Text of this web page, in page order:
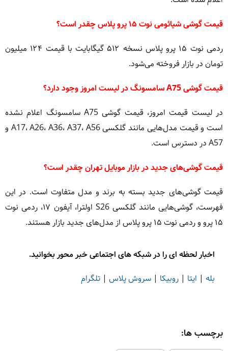
قیمت گوشی شیائومی نوت ۱۵ پرو پلاس چقدر است؟
ردمی نوت ۱۵ پرو پلاس نسخه ۵۱۲ گیگابایت با قیمت ۱۲۴ میلیون
تومان در بازار فروخته می‌شود.
قیمت گوشی A75 سامسونگ در لیست امروز وجود دارد؟
در لیست قیمت امروز، قیمت گوشی A75 سامسونگ اعلام نشده
است و قیمت مدل‌هایی مانند گلکسی A17، A26، A36، A37، A56 و
A57 در دسترس است.
قیمت گوشی‌های جدید در بازار موبایل تهران چقدر است؟
قیمت گوشی‌های جدید بسته به برند و مدل متفاوت است. در این
فهرست، گوشی‌هایی مانند گلکسی S26 اولترا، آیفون ۱۷، ردمی نوت
۱۵ پرو و ردمی نوت ۱۵ پرو پلاس از مدل‌های جدید بازار هستند.
اخبار لحظه ای را در شبکه های اجتماعی خبر محور بخوانید.
بله | ایتا | روبیکا | سروش پلاس | تلگرام
برچسب ها: